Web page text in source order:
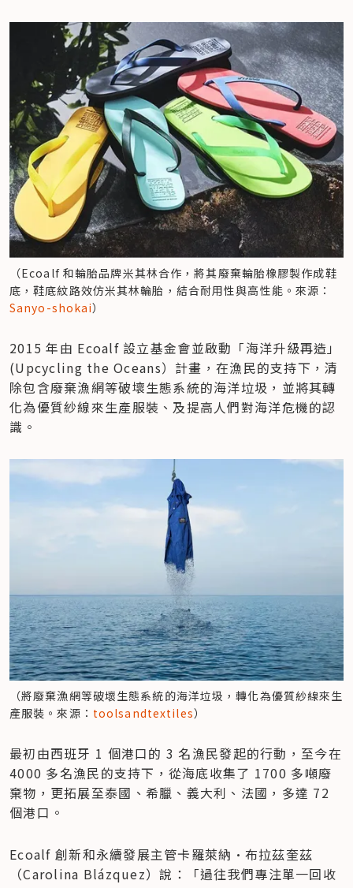
（Ecoalf 和輪胎品牌米其林合作，將其廢棄輪胎橡膠製作成鞋
底，鞋底紋路效仿米其林輪胎，結合耐用性與高性能。來源：
Sanyo-shokai）
2015 年由 Ecoalf 設立基金會並啟動「海洋升級再造」
(Upcycling the Oceans）計畫，在漁民的支持​​下，清
除包含廢棄漁網等破壞生態系統的海洋垃圾，並將其轉
化為優質紗線來生產服裝、及提高人們對海洋危機的認
識。
（將廢棄漁網等破壞生態系統的海洋垃圾，轉化為優質紗線來生
產服裝。來源： toolsandtextiles）
最初由西班牙 1 個港口的 3 名漁民發起的行動，至今在
4000 多名漁民的支持下，從海底收集了 1700 多噸廢
棄物，更拓展至泰國、希臘、義大利、法國，多達 72
個港口。
Ecoalf 創新和永續發展主管卡羅萊納·布拉茲奎茲
（Carolina Blázquez）說：「過往我們專注單一回收